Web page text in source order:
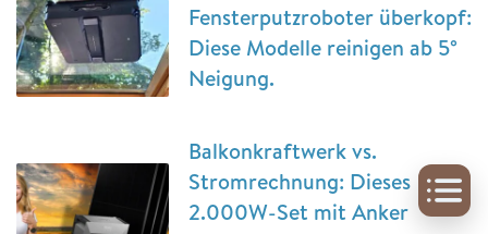
Fensterputzroboter überkopf:
Diese Modelle reinigen ab 5°
Neigung.
Balkonkraftwerk vs.
Stromrechnung: Dieses
2.000W-Set mit Anker